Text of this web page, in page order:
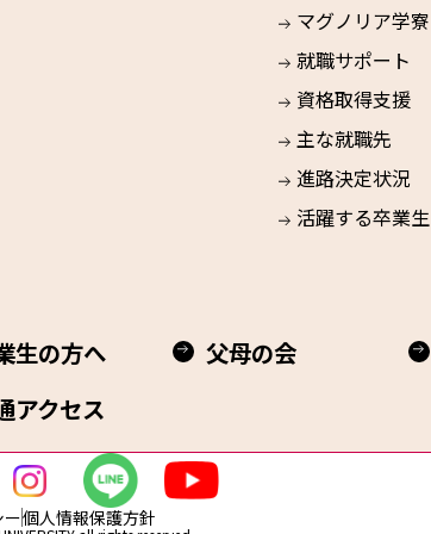
マグノリア学寮
就職サポート
資格取得支援
主な就職先
進路決定状況
活躍する卒業生
生の方へ 父母の会
アクセス
個人情報保護方針